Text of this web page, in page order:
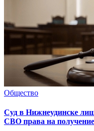
Общество
Суд в Нижнеудинске
СВО права на